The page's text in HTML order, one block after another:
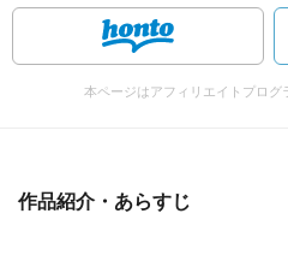
本ページはアフィリエイトプログ
作品紹介・あらすじ